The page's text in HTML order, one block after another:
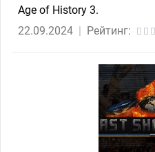
Age of History 3.
22.09.2024 | Рейтинг: